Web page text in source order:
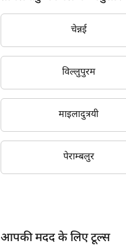
चेन्नई
विल्लुपुरम
माइलादुत्रयी
पेराम्बलुर
आपकी मदद के लिए टूल्स